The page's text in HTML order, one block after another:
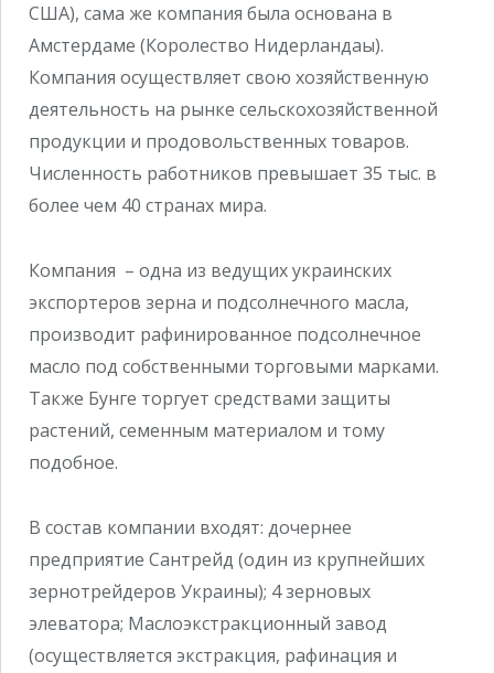
США), сама же компания была основана в
Амстердаме (Королество Нидерландаы).
Компания осуществляет свою хозяйственную
деятельность на рынке сельскохозяйственной
продукции и продовольственных товаров.
Численность работников превышает 35 тыс. в
более чем 40 странах мира.
Компания – одна из ведущих украинских
экспортеров зерна и подсолнечного масла,
производит рафинированное подсолнечное
масло под собственными торговыми марками.
Также Бунге торгует средствами защиты
растений, семенным материалом и тому
подобное.
В состав компании входят: дочернее
предприятие Сантрейд (один из крупнейших
зернотрейдеров Украины); 4 зерновых
элеватора; Маслоэкстракционный завод
(осуществляется экстракция, рафинация и